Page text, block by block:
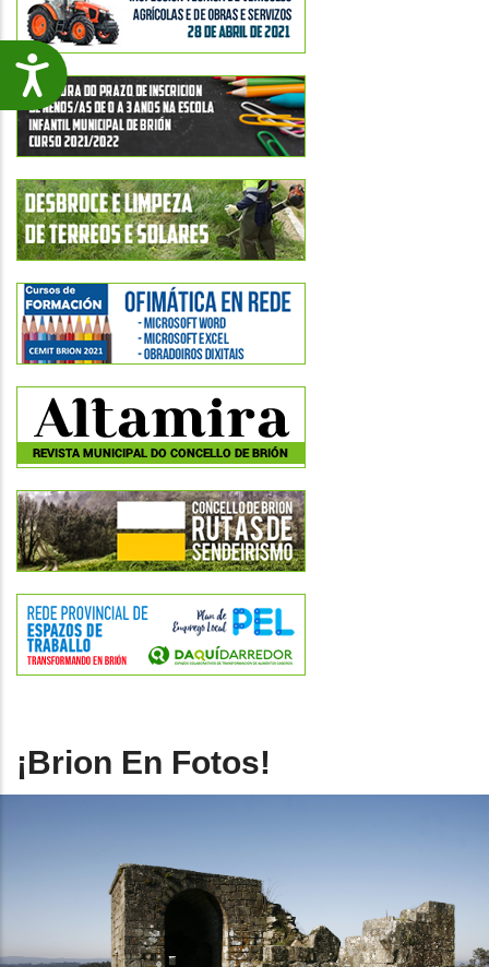
Accesibilidade
¡Brion En Fotos!